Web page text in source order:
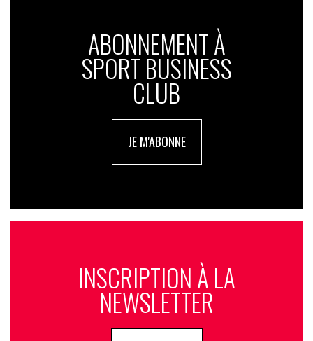
ABONNEMENT À
SPORT BUSINESS
CLUB
JE M'ABONNE
INSCRIPTION À LA
NEWSLETTER